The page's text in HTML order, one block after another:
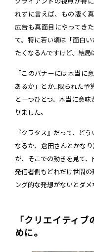
れずに言えば、もの凄く
広告も真面目にやってき
て。特に若い頃は「面白
たくなるんですけど、結局
「このバナーには本当に
あるか」とか…限られた予
と一つひとつ、本当に意
りました。
『クラタス』だって、ど
なるか、倉田さんとかな
が、そこでの動きを見て、
発信者側もどれだけ世間の
ング的な発想がないとダメ
「クリエイティ
めに。